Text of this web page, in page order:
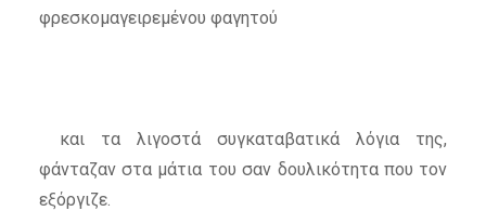
φρεσκομαγειρεμένου φαγητού
και τα λιγοστά συγκαταβατικά λόγια της,
φάνταζαν στα μάτια του σαν δουλικότητα που τον
εξόργιζε.